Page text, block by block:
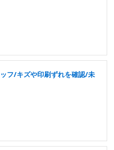
フ/キズや印刷ずれを確認/未